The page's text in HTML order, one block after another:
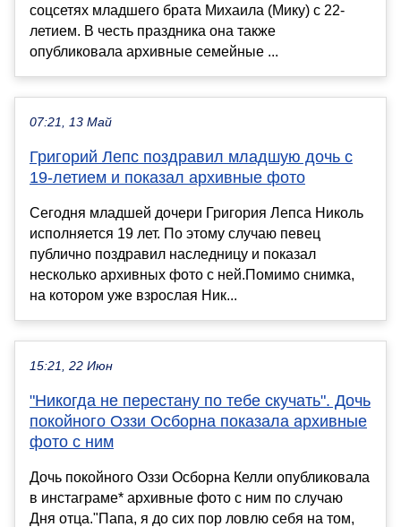
соцсетях младшего брата Михаила (Мику) с 22-
летием. В честь праздника она также
опубликовала архивные семейные ...
07:21, 13 Май
Григорий Лепс поздравил младшую дочь с
19-летием и показал архивные фото
Сегодня младшей дочери Григория Лепса Николь
исполняется 19 лет. По этому случаю певец
публично поздравил наследницу и показал
несколько архивных фото с ней.Помимо снимка,
на котором уже взрослая Ник...
15:21, 22 Июн
"Никогда не перестану по тебе скучать". Дочь
покойного Оззи Осборна показала архивные
фото с ним
Дочь покойного Оззи Осборна Келли опубликовала
в инстаграме* архивные фото с ним по случаю
Дня отца."Папа, я до сих пор ловлю себя на том,